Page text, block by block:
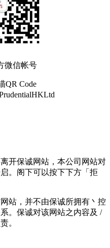
微信帐号
QR Code
开保诚网站，本公司网站对
。阁下可以按下下方「拒
站，并不由保诚所拥有丶控
。保诚对该网站之内容及 /
。